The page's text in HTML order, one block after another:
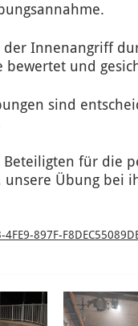
Innenangriff
bewertet und
sind
Beteiligten für die
Übung bei
897F-